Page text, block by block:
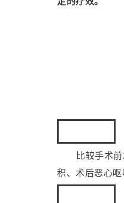
比较手术
积、术后恶心